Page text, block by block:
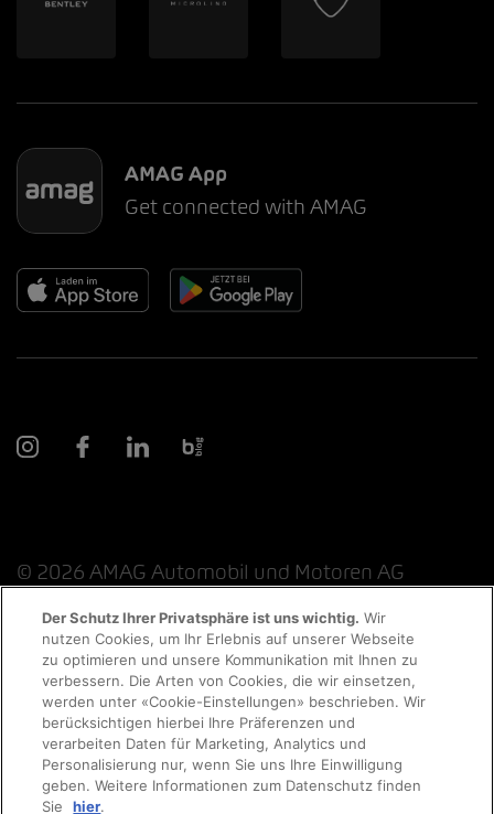
Probefahrt
Terminvereinbarung
Auto finden
AMAG App
Get connected with AMAG
© 2026 AMAG Automobil und Motoren AG
Datenschutzerklärung Rechtliche Hinweise
Rechtliche Hinweise Online-Chat
Cookie-Richtlinie Impressum AGB Jobs
Der Schutz Ihrer Privatsphäre ist uns wichtig. Wir
nutzen Cookies, um Ihr Erlebnis auf unserer Webseite
zu optimieren und unsere Kommunikation mit Ihnen zu
verbessern. Die Arten von Cookies, die wir einsetzen,
werden unter «Cookie-Einstellungen» beschrieben. Wir
berücksichtigen hierbei Ihre Präferenzen und
verarbeiten Daten für Marketing, Analytics und
Personalisierung nur, wenn Sie uns Ihre Einwilligung
geben. Weitere Informationen zum Datenschutz finden
Sie
hier.